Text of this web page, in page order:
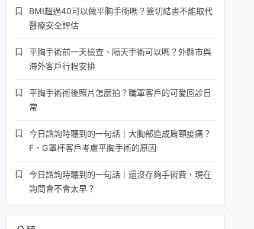
BMI超過40可以做平胸手術嗎？簽切結書不能取代
醫療安全評估
平胸手術前一天檢查、隔天手術可以嗎？外縣市與
海外客戶行程安排
平胸手術術後照片怎麼拍？職軍客戶的可愛回診日
常
今日諮詢時聽到的一句話｜大胸部造成肩頸痠痛？
F、G罩杯客戶考慮平胸手術的原因
今日諮詢時聽到的一句話｜還沒存夠手術費，現在
詢問會不會太早？